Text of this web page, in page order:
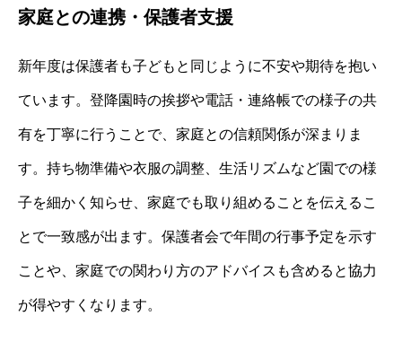
家庭との連携・保護者支援
新年度は保護者も子どもと同じように不安や期待を抱い
ています。登降園時の挨拶や電話・連絡帳での様子の共
有を丁寧に行うことで、家庭との信頼関係が深まりま
す。持ち物準備や衣服の調整、生活リズムなど園での様
子を細かく知らせ、家庭でも取り組めることを伝えるこ
とで一致感が出ます。保護者会で年間の行事予定を示す
ことや、家庭での関わり方のアドバイスも含めると協力
が得やすくなります。